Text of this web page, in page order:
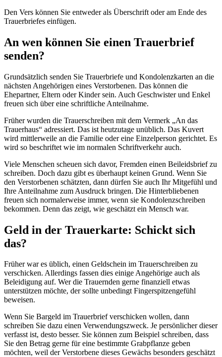
Den Vers können Sie entweder als Überschrift oder am Ende des
Trauerbriefes einfügen.
An wen können Sie einen Trauerbrief
senden?
Grundsätzlich senden Sie Trauerbriefe und Kondolenzkarten an die
nächsten Angehörigen eines Verstorbenen. Das können die
Ehepartner, Eltern oder Kinder sein. Auch Geschwister und Enkel
freuen sich über eine schriftliche Anteilnahme.
Früher wurden die Trauerschreiben mit dem Vermerk „An das
Trauerhaus“ adressiert. Das ist heutzutage unüblich. Das Kuvert
wird mittlerweile an die Familie oder eine Einzelperson gerichtet. Es
wird so beschriftet wie im normalen Schriftverkehr auch.
Viele Menschen scheuen sich davor, Fremden einen Beileidsbrief zu
schreiben. Doch dazu gibt es überhaupt keinen Grund. Wenn Sie
den Verstorbenen schätzten, dann dürfen Sie auch Ihr Mitgefühl und
Ihre Anteilnahme zum Ausdruck bringen. Die Hinterbliebenen
freuen sich normalerweise immer, wenn sie Kondolenzschreiben
bekommen. Denn das zeigt, wie geschätzt ein Mensch war.
Geld in der Trauerkarte: Schickt sich
das?
Früher war es üblich, einen Geldschein im Trauerschreiben zu
verschicken. Allerdings fassen dies einige Angehörige auch als
Beleidigung auf. Wer die Trauernden gerne finanziell etwas
unterstützen möchte, der sollte unbedingt Fingerspitzengefühl
beweisen.
Wenn Sie Bargeld im Trauerbrief verschicken wollen, dann
schreiben Sie dazu einen Verwendungszweck. Je persönlicher dieser
verfasst ist, desto besser. Sie können zum Beispiel schreiben, dass
Sie den Betrag gerne für eine bestimmte Grabpflanze geben
möchten, weil der Verstorbene dieses Gewächs besonders geschätzt